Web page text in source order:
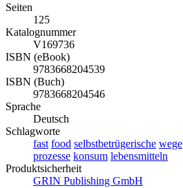
Seiten
125
Katalognummer
V169736
ISBN (eBook)
9783668204539
ISBN (Buch)
9783668204546
Sprache
Deutsch
Schlagworte
fast food selbstbetrügerische wege
prozesse konsum lebensmitteln
Produktsicherheit
GRIN Publishing GmbH